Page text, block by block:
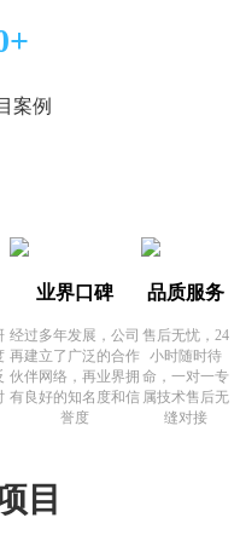
案例
业界口碑
经过多年发展，公司
再建立了广泛的合作
伙伴网络，再业界拥
有良好的知名度和信
誉度
品质服务
售后无忧，24
小时随时待
命，一对一专
属技术售后无
缝对接
目